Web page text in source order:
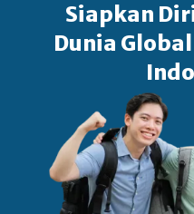
Siapkan
Dunia Global